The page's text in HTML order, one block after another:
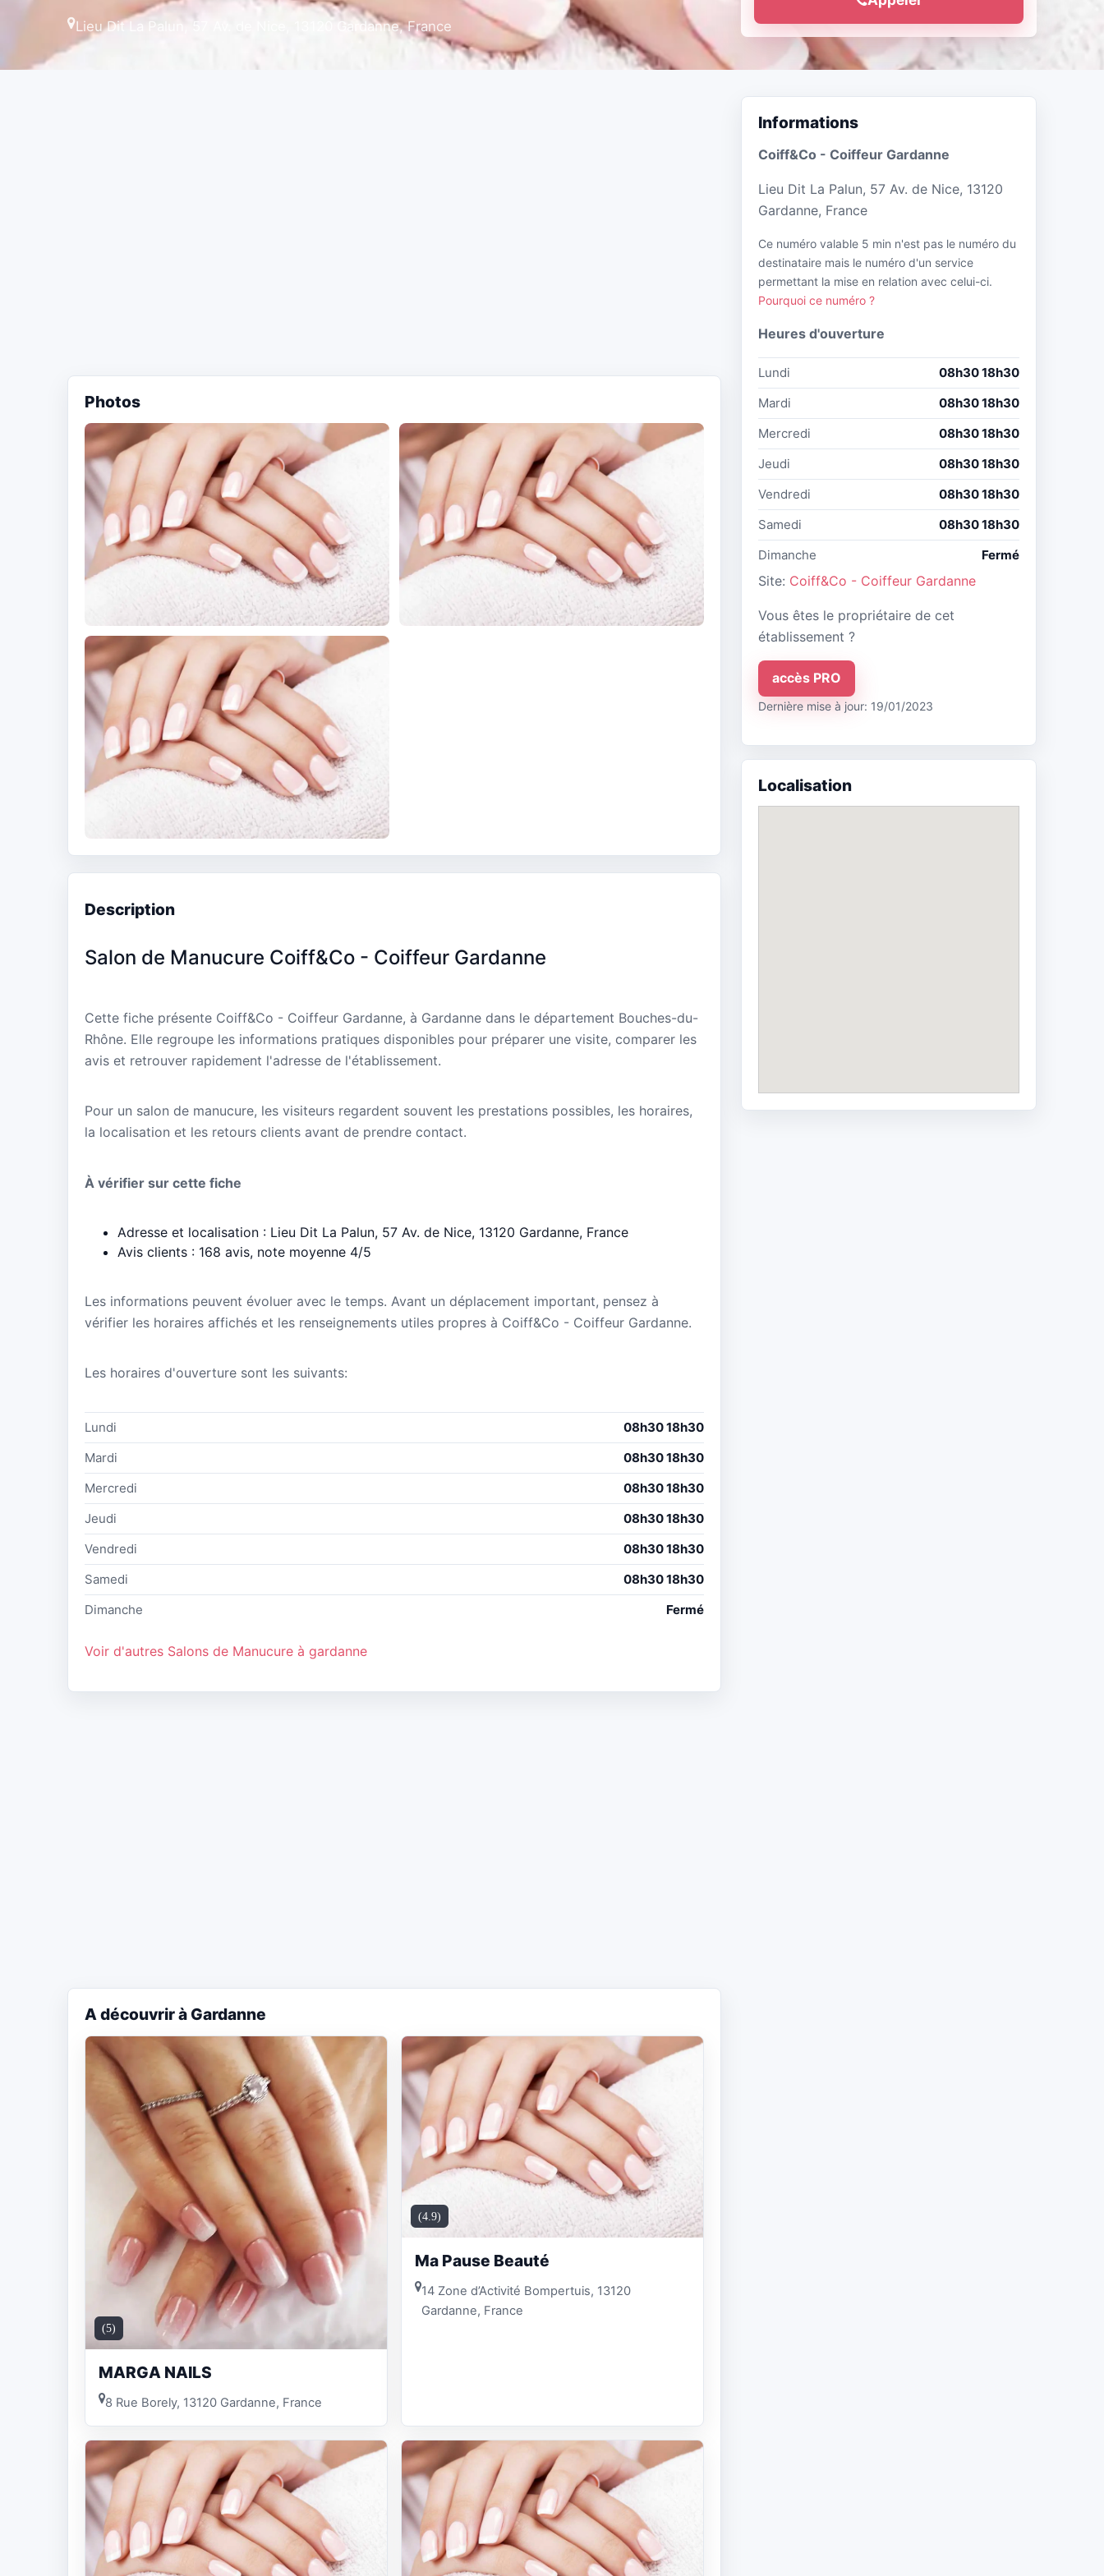
Lieu Dit La Palun, 57 Av. de Nice, 13120 Gardanne, France
Photos
Description
Salon de Manucure Coiff&Co - Coiffeur Gardanne
Cette fiche présente Coiff&Co - Coiffeur Gardanne, à Gardanne dans le département Bouches-du-
Rhône. Elle regroupe les informations pratiques disponibles pour préparer une visite, comparer les
avis et retrouver rapidement l'adresse de l'établissement.
Pour un salon de manucure, les visiteurs regardent souvent les prestations possibles, les horaires,
la localisation et les retours clients avant de prendre contact.
À vérifier sur cette fiche
Adresse et localisation : Lieu Dit La Palun, 57 Av. de Nice, 13120 Gardanne, France
Avis clients : 168 avis, note moyenne 4/5
Les informations peuvent évoluer avec le temps. Avant un déplacement important, pensez à
vérifier les horaires affichés et les renseignements utiles propres à Coiff&Co - Coiffeur Gardanne.
Les horaires d'ouverture sont les suivants:
Lundi
08h30 18h30
Mardi
08h30 18h30
Mercredi
08h30 18h30
Jeudi
08h30 18h30
Vendredi
08h30 18h30
Samedi
08h30 18h30
Dimanche
Fermé
Voir d'autres Salons de Manucure à gardanne
A découvrir à Gardanne
(5)
MARGA NAILS
8 Rue Borely, 13120 Gardanne, France
(4.9)
Ma Pause Beauté
14 Zone d’Activité Bompertuis, 13120
Gardanne, France
Informations
Coiff&Co - Coiffeur Gardanne
Lieu Dit La Palun, 57 Av. de Nice, 13120
Gardanne, France
Ce numéro valable 5 min n'est pas le numéro du
destinataire mais le numéro d'un service
permettant la mise en relation avec celui-ci.
Pourquoi ce numéro ?
Heures d'ouverture
Lundi
08h30 18h30
Mardi
08h30 18h30
Mercredi
08h30 18h30
Jeudi
08h30 18h30
Vendredi
08h30 18h30
Samedi
08h30 18h30
Dimanche
Fermé
Site: Coiff&Co - Coiffeur Gardanne
Vous êtes le propriétaire de cet
établissement ?
accès PRO
Dernière mise à jour: 19/01/2023
Localisation